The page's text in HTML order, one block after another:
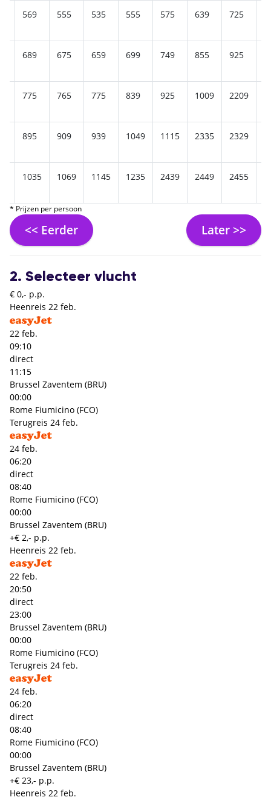
569 555 535 555 575 639 725
689 675 659 699 749 855 925
775 765 775 839 925 1009 2209
895 909 939 1049 1115 2335 2329
1035 1069 1145 1235 2439 2449 2455
* Prijzen per persoon
<< Eerder Later >>
2. Selecteer vlucht
€ 0,- p.p.
Heenreis 22 feb.
22 feb.
09:10
direct
11:15
Brussel Zaventem (BRU)
00:00
Rome Fiumicino (FCO)
Terugreis 24 feb.
24 feb.
06:20
direct
08:40
Rome Fiumicino (FCO)
00:00
Brussel Zaventem (BRU)
+€ 2,- p.p.
Heenreis 22 feb.
22 feb.
20:50
direct
23:00
Brussel Zaventem (BRU)
00:00
Rome Fiumicino (FCO)
Terugreis 24 feb.
24 feb.
06:20
direct
08:40
Rome Fiumicino (FCO)
00:00
Brussel Zaventem (BRU)
+€ 23,- p.p.
Heenreis 22 feb.